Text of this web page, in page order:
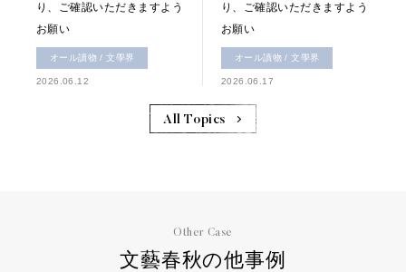
り、ご確認いただきますよう
お願い
オール讀物 / 文學界
2026.06.12
り、ご確認いただきますよう
お願い
オール讀物 / 文學界
2026.06.17
All Topics
Other Case
文藝春秋の他事例